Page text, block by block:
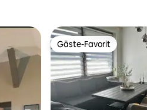
Gäste-Favorit
Gäste-Favorit